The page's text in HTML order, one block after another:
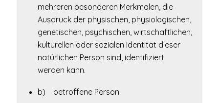
mehreren besonderen Merkmalen, die
Ausdruck der physischen, physiologischen,
genetischen, psychischen, wirtschaftlichen,
kulturellen oder sozialen Identität dieser
natürlichen Person sind, identifiziert
werden kann.
b) betroffene Person